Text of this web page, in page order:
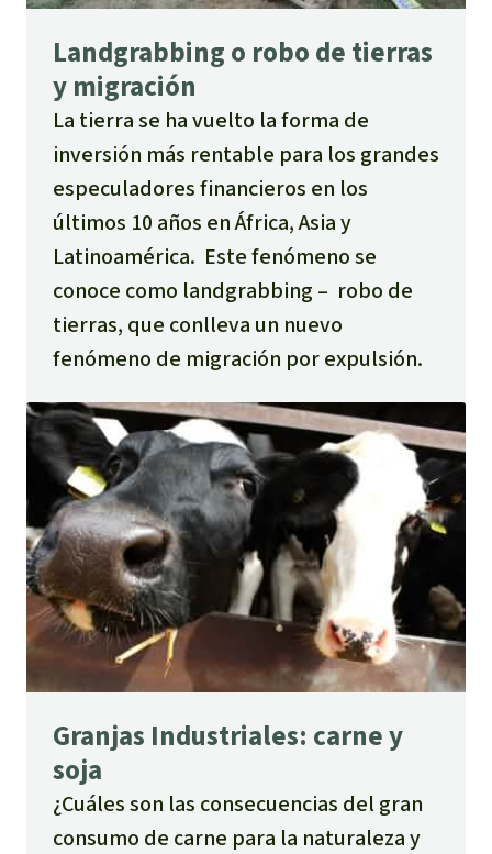
Landgrabbing o robo de tierras
y migración
La tierra se ha vuelto la forma de
inversión más rentable para los grandes
especuladores financieros en los
últimos 10 años en África, Asia y
Latinoamérica. Este fenómeno se
conoce como landgrabbing – robo de
tierras, que conlleva un nuevo
fenómeno de migración por expulsión.
Granjas Industriales: carne y
soja
¿Cuáles son las consecuencias del gran
consumo de carne para la naturaleza y